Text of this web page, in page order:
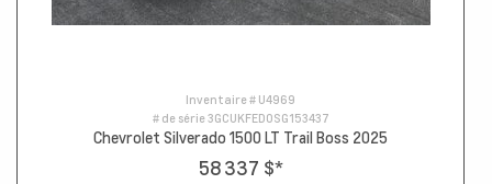
Inventaire # U4969
# de série3GCUKFED0SG153437
Chevrolet Silverado 1500 LT Trail Boss 2025
58 337 $*